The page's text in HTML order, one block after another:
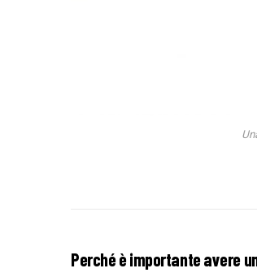
Perché è importante avere